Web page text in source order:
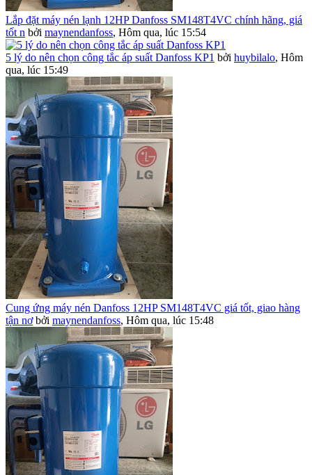
Lắp đặt máy nén lạnh 12HP Danfoss SM148T4VC chính hãng, giá
tốt n bởi maynendanfoss, Hôm qua, lúc 15:54
5 lý do nên chọn công tắc áp suất Danfoss KP1 bởi huybilalo, Hôm
qua, lúc 15:49
Cung ứng máy nén Danfoss 12HP SM148T4VC giá tốt, giao hàng
tận nơ bởi maynendanfoss, Hôm qua, lúc 15:48